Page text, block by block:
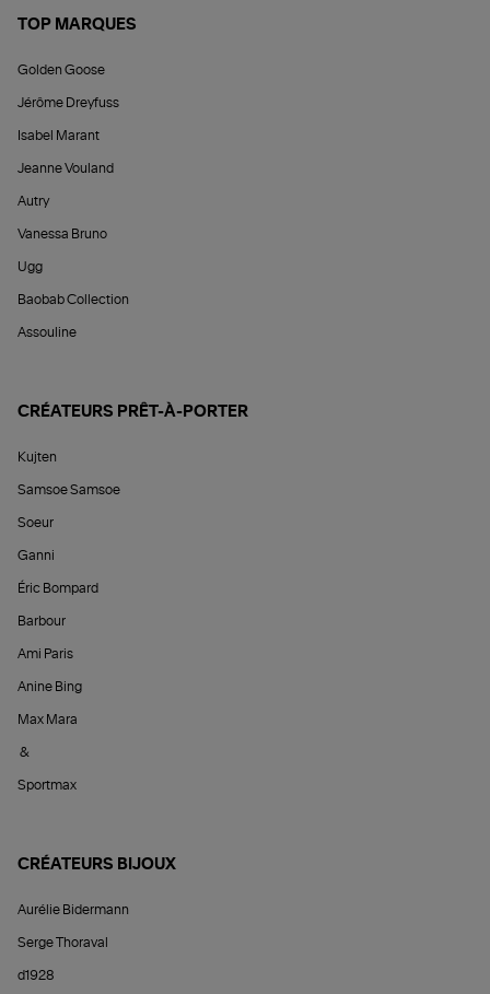
TOP MARQUES
Golden Goose
Jérôme Dreyfuss
Isabel Marant
Jeanne Vouland
Autry
Vanessa Bruno
Ugg
Baobab Collection
Assouline
CRÉATEURS PRÊT-À-PORTER
Kujten
Samsoe Samsoe
Soeur
Ganni
Éric Bompard
Barbour
Ami Paris
Anine Bing
Max Mara
&
Sportmax
CRÉATEURS BIJOUX
Aurélie Bidermann
Serge Thoraval
d1928